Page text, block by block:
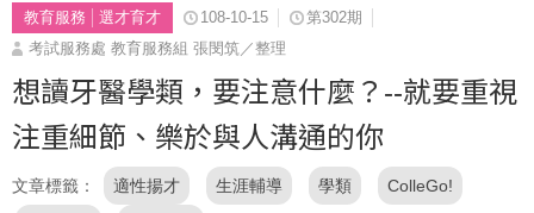
教育服務 選才育才 108-10-15
第302期
考試服務處 教育服務組 張閔筑／整理
想讀牙醫學類，要注意什麼？--就要重視
注重細節、樂於與人溝通的你
文章標籤 適性揚才 生涯輔導 學類
ColleGo!